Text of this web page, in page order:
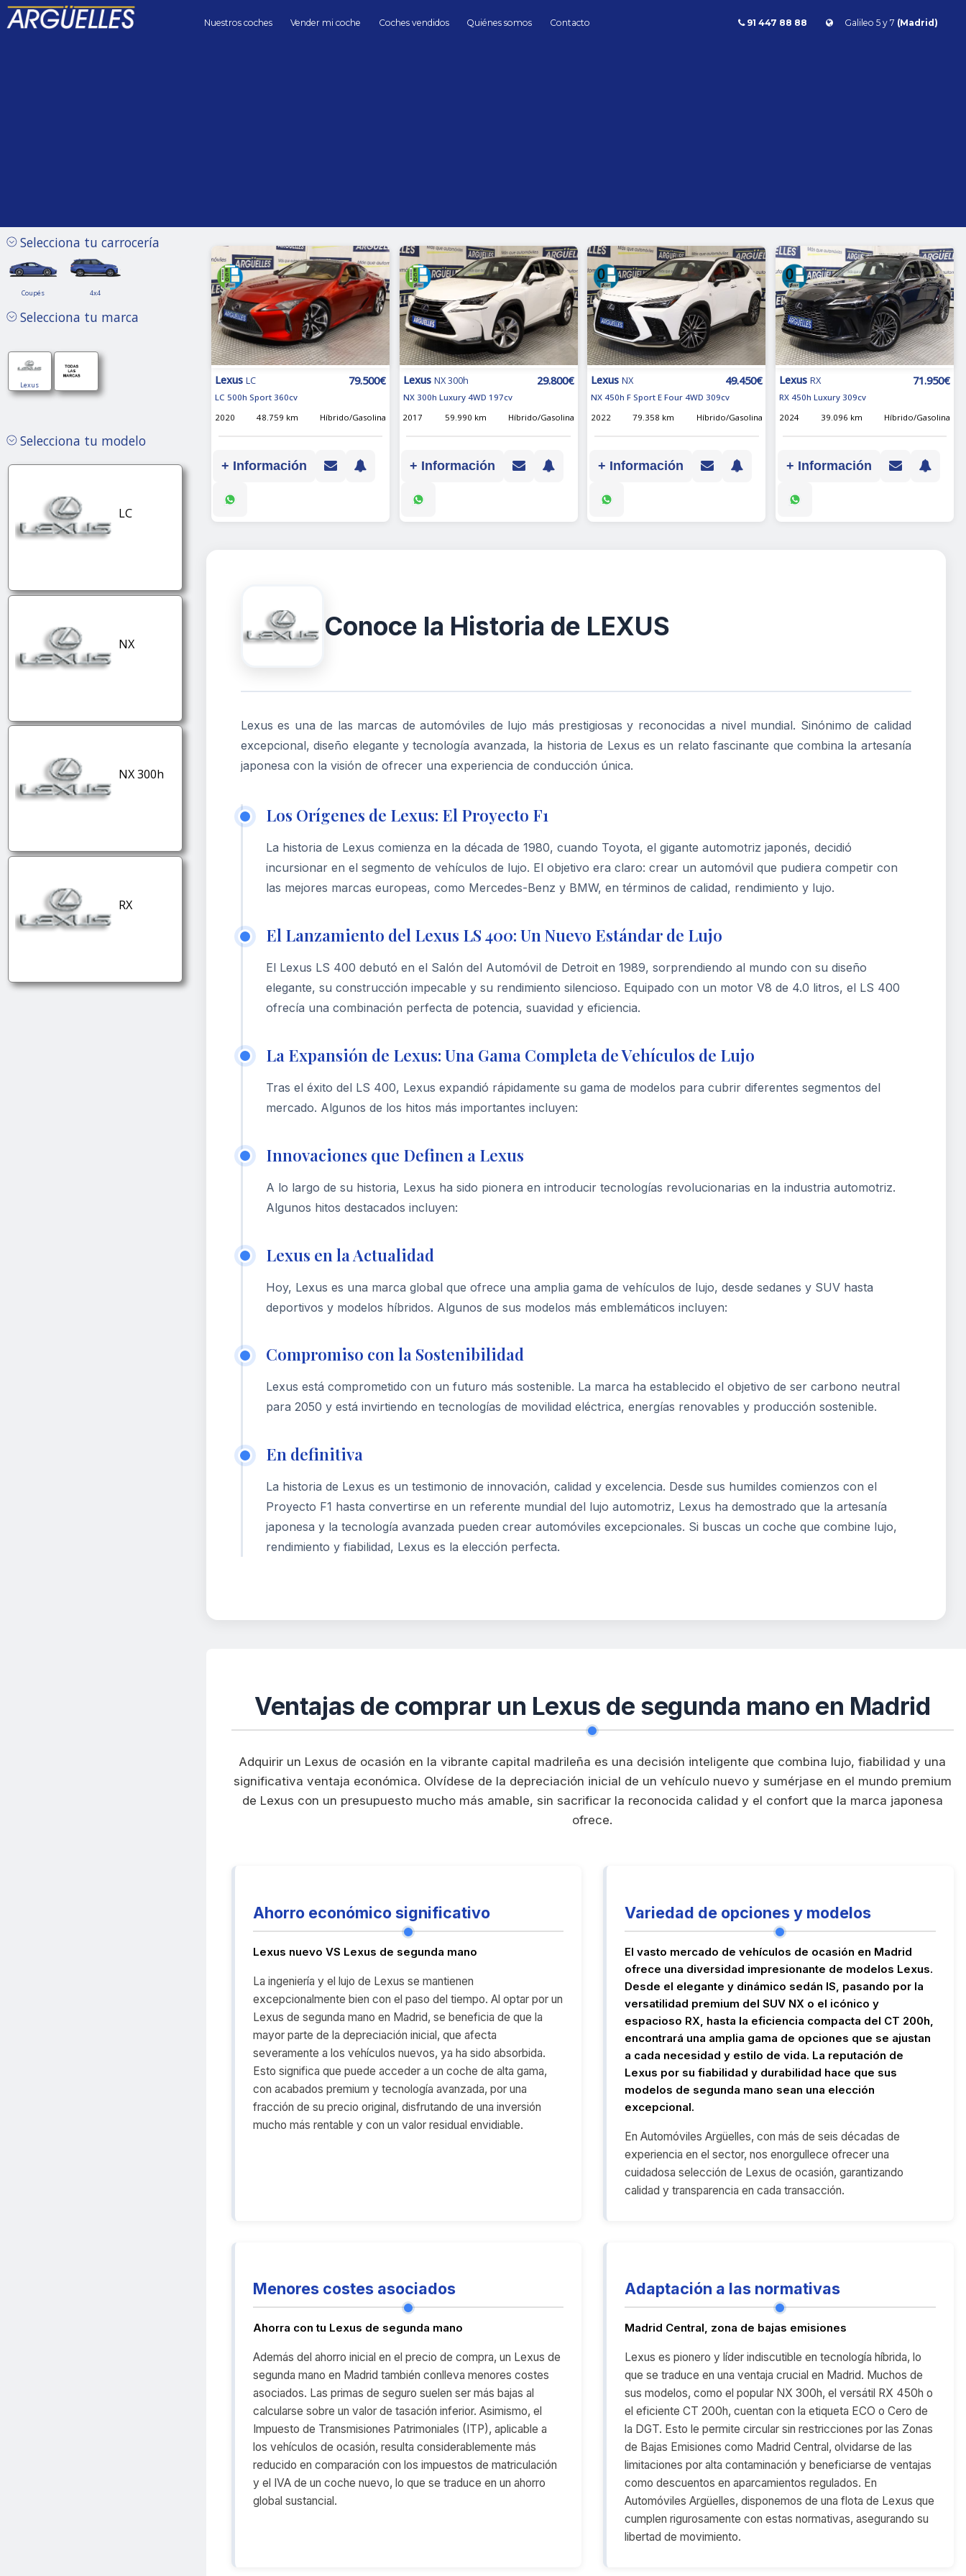
Nuestros coches Vender mi coche Coches vendidos Quiénes somos Contacto 91 447 88 88 Galileo 5 y 7 (Madrid)
Lexus LC 79.500€
LC 500h Sport 360cv
2020
48.759 km Híbrido/Gasolina
+ Información
Lexus NX 300h 29.800€
NX 300h Luxury 4WD 197cv
2017
59.990 km Híbrido/Gasolina
+ Información
Lexus NX 49.450€
NX 450h F Sport E Four 4WD 309cv
2022
79.358 km Híbrido/Gasolina
+ Información
Lexus RX 71.950€
RX 450h Luxury 309cv
2024
39.096 km Híbrido/Gasolina
+ Información
Conoce la Historia de LEXUS
Lexus es una de las marcas de automóviles de lujo más prestigiosas y reconocidas a nivel mundial. Sinónimo de calidad
excepcional, diseño elegante y tecnología avanzada, la historia de Lexus es un relato fascinante que combina la artesanía
japonesa con la visión de ofrecer una experiencia de conducción única.
Los Orígenes de Lexus: El Proyecto F1
La historia de Lexus comienza en la década de 1980, cuando Toyota, el gigante automotriz japonés, decidió
incursionar en el segmento de vehículos de lujo. El objetivo era claro: crear un automóvil que pudiera competir con
las mejores marcas europeas, como Mercedes-Benz y BMW, en términos de calidad, rendimiento y lujo.
El Lanzamiento del Lexus LS 400: Un Nuevo Estándar de Lujo
El Lexus LS 400 debutó en el Salón del Automóvil de Detroit en 1989, sorprendiendo al mundo con su diseño
elegante, su construcción impecable y su rendimiento silencioso. Equipado con un motor V8 de 4.0 litros, el LS 400
ofrecía una combinación perfecta de potencia, suavidad y eficiencia.
La Expansión de Lexus: Una Gama Completa de Vehículos de Lujo
Tras el éxito del LS 400, Lexus expandió rápidamente su gama de modelos para cubrir diferentes segmentos del
mercado. Algunos de los hitos más importantes incluyen:
Innovaciones que Definen a Lexus
A lo largo de su historia, Lexus ha sido pionera en introducir tecnologías revolucionarias en la industria automotriz.
Algunos hitos destacados incluyen:
Lexus en la Actualidad
Hoy, Lexus es una marca global que ofrece una amplia gama de vehículos de lujo, desde sedanes y SUV hasta
deportivos y modelos híbridos. Algunos de sus modelos más emblemáticos incluyen:
Compromiso con la Sostenibilidad
Lexus está comprometido con un futuro más sostenible. La marca ha establecido el objetivo de ser carbono neutral
para 2050 y está invirtiendo en tecnologías de movilidad eléctrica, energías renovables y producción sostenible.
En definitiva
La historia de Lexus es un testimonio de innovación, calidad y excelencia. Desde sus humildes comienzos con el
Proyecto F1 hasta convertirse en un referente mundial del lujo automotriz, Lexus ha demostrado que la artesanía
japonesa y la tecnología avanzada pueden crear automóviles excepcionales. Si buscas un coche que combine lujo,
rendimiento y fiabilidad, Lexus es la elección perfecta.
Ventajas de comprar un Lexus de segunda mano en Madrid
Adquirir un Lexus de ocasión en la vibrante capital madrileña es una decisión inteligente que combina lujo, fiabilidad y una
significativa ventaja económica. Olvídese de la depreciación inicial de un vehículo nuevo y sumérjase en el mundo premium
de Lexus con un presupuesto mucho más amable, sin sacrificar la reconocida calidad y el confort que la marca japonesa
ofrece.
Ahorro económico significativo
Lexus nuevo VS Lexus de segunda mano
La ingeniería y el lujo de Lexus se mantienen
excepcionalmente bien con el paso del tiempo. Al optar por un
Lexus de segunda mano en Madrid, se beneficia de que la
mayor parte de la depreciación inicial, que afecta
severamente a los vehículos nuevos, ya ha sido absorbida.
Esto significa que puede acceder a un coche de alta gama,
con acabados premium y tecnología avanzada, por una
fracción de su precio original, disfrutando de una inversión
mucho más rentable y con un valor residual envidiable.
Variedad de opciones y modelos
El vasto mercado de vehículos de ocasión en Madrid
ofrece una diversidad impresionante de modelos Lexus.
Desde el elegante y dinámico sedán IS, pasando por la
versatilidad premium del SUV NX o el icónico y
espacioso RX, hasta la eficiencia compacta del CT 200h,
encontrará una amplia gama de opciones que se ajustan
a cada necesidad y estilo de vida. La reputación de
Lexus por su fiabilidad y durabilidad hace que sus
modelos de segunda mano sean una elección
excepcional.
En Automóviles Argüelles, con más de seis décadas de
experiencia en el sector, nos enorgullece ofrecer una
cuidadosa selección de Lexus de ocasión, garantizando
calidad y transparencia en cada transacción.
Menores costes asociados
Ahorra con tu Lexus de segunda mano
Además del ahorro inicial en el precio de compra, un Lexus de
segunda mano en Madrid también conlleva menores costes
asociados. Las primas de seguro suelen ser más bajas al
calcularse sobre un valor de tasación inferior. Asimismo, el
Impuesto de Transmisiones Patrimoniales (ITP), aplicable a
los vehículos de ocasión, resulta considerablemente más
reducido en comparación con los impuestos de matriculación
y el IVA de un coche nuevo, lo que se traduce en un ahorro
global sustancial.
Adaptación a las normativas
Madrid Central, zona de bajas emisiones
Lexus es pionero y líder indiscutible en tecnología híbrida, lo
que se traduce en una ventaja crucial en Madrid. Muchos de
sus modelos, como el popular NX 300h, el versátil RX 450h o
el eficiente CT 200h, cuentan con la etiqueta ECO o Cero de
la DGT. Esto le permite circular sin restricciones por las Zonas
de Bajas Emisiones como Madrid Central, olvidarse de las
limitaciones por alta contaminación y beneficiarse de ventajas
como descuentos en aparcamientos regulados. En
Automóviles Argüelles, disponemos de una flota de Lexus que
cumplen rigurosamente con estas normativas, asegurando su
libertad de movimiento.
Selecciona tu carrocería
CoupésCoupés
4x44x4
Selecciona tu marca
LexusHibrido
Automático
Selecciona tu modelo
LC
Hibrido
NX
Hibrido
NX 300h
Hibrido
RX
Hibrido